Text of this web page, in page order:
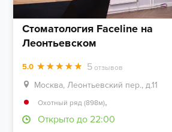
Стоматология Faceline на
Леонтьевском
5.0 5 отзывов
Москва, Леонтьевский пер., д.11
Охотный ряд (898м),
Открыто до 22:00